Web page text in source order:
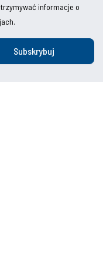
informacje o
Subskrybuj